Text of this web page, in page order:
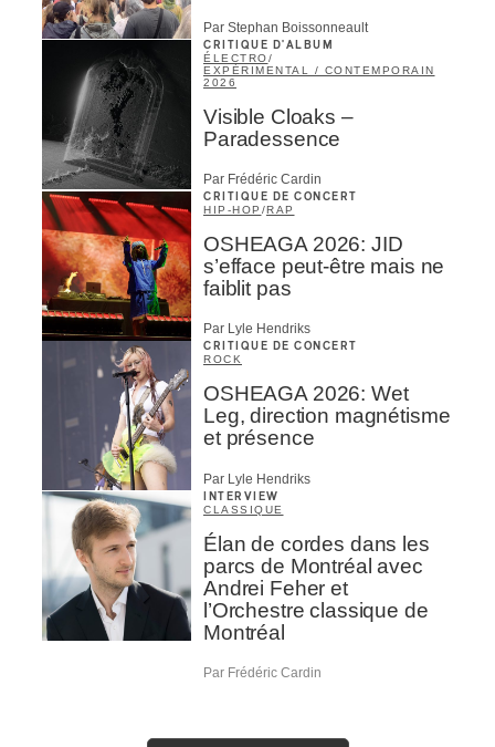
Par Stephan Boissonneault
CRITIQUE D'ALBUM
ÉLECTRO/
EXPÉRIMENTAL / CONTEMPORAIN
2026
Visible Cloaks –
Paradessence
Par Frédéric Cardin
CRITIQUE DE CONCERT
HIP-HOP /RAP
OSHEAGA 2026: JID
s’efface peut-être mais ne
faiblit pas
Par Lyle Hendriks
CRITIQUE DE CONCERT
ROCK
OSHEAGA 2026: Wet
Leg, direction magnétisme
et présence
Par Lyle Hendriks
INTERVIEW
CLASSIQUE
Élan de cordes dans les
parcs de Montréal avec
Andrei Feher et
l’Orchestre classique de
Montréal
Par Frédéric Cardin